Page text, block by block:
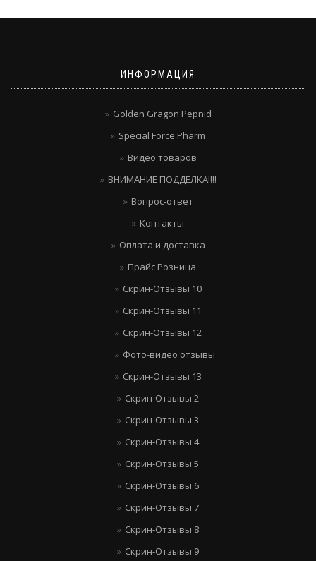
ИНФОРМАЦИЯ
Golden Gragon Pepnid
Special Force Pharm
Видео товаров
ВНИМАНИЕ ПОДДЕЛКА!!!!
Вопрос-ответ
Контакты
Оплата и доставка
Прайс Розница
Скрин-Отзывы 10
Скрин-Отзывы 11
Скрин-Отзывы 12
Фото-видео отзывы
Скрин-Отзывы 13
Скрин-Отзывы 2
Скрин-Отзывы 3
Скрин-Отзывы 4
Скрин-Отзывы 5
Скрин-Отзывы 6
Скрин-Отзывы 7
Скрин-Отзывы 8
Скрин-Отзывы 9